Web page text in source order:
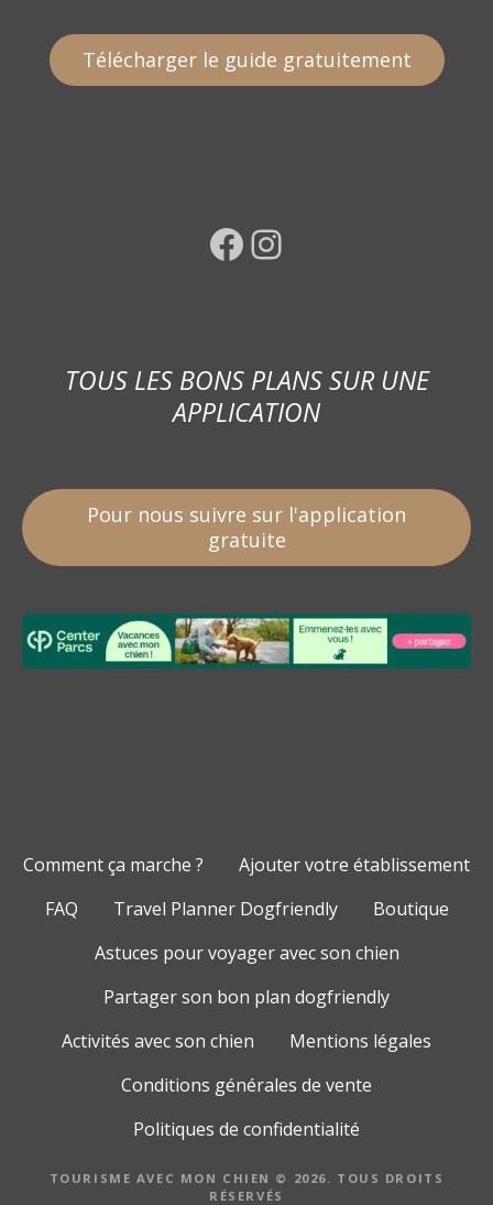
Télécharger le guide gratuitement
Facebook Instagram
TOUS LES BONS PLANS SUR UNE
APPLICATION
Pour nous suivre sur l'application
gratuite
Comment ça marche ?
Ajouter votre établissement
FAQ
Travel Planner Dogfriendly
Boutique
Astuces pour voyager avec son chien
Partager son bon plan dogfriendly
Activités avec son chien
Mentions légales
Conditions générales de vente
Politiques de confidentialité
TOURISME AVEC MON CHIEN © 2026. TOUS DROITS
RÉSERVÉS